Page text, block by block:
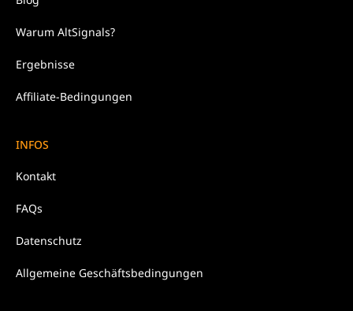
Warum AltSignals?
Ergebnisse
Affiliate-Bedingungen
INFOS
Kontakt
FAQs
Datenschutz
Allgemeine Geschäftsbedingungen